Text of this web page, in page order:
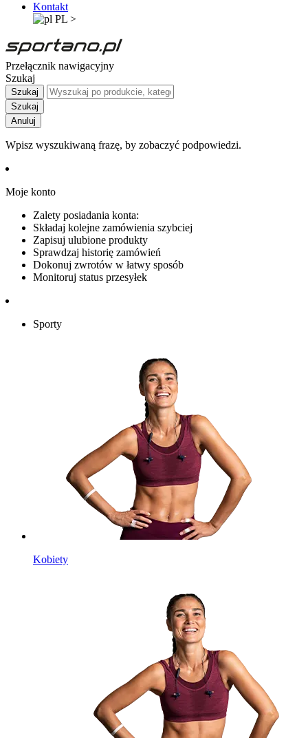
Kontakt
PL >
Przełącznik nawigacyjny
Szukaj
Szukaj
Szukaj
Anuluj
Wpisz wyszukiwaną frazę, by zobaczyć podpowiedzi.
Moje konto
Zalety posiadania konta:
Składaj kolejne zamówienia szybciej
Zapisuj ulubione produkty
Sprawdzaj historię zamówień
Dokonuj zwrotów w łatwy sposób
Monitoruj status przesyłek
Sporty
Kobiety